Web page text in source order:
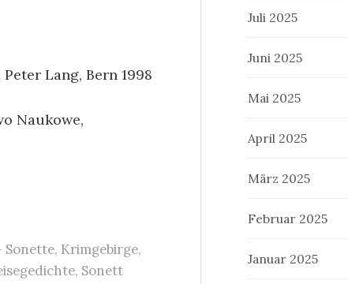
Peter Lang, Bern 1998
Naukowe,
Sonette, Krimgebirge,
, Sonett
Juli 2025
Juni 2025
Mai 2025
April 2025
März 2025
Februar 2025
Januar 2025